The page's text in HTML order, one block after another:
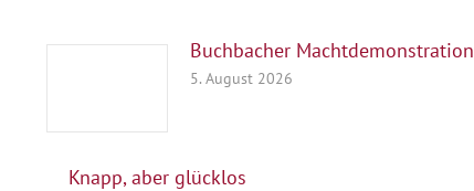
Buchbacher Machtdemonstration
5. August 2026
Knapp, aber glücklos